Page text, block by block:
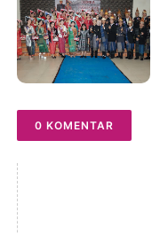
0 KOMENTAR